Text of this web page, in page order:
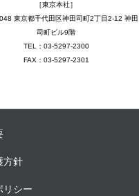
［東京本社］
東京都千代田区神田司町2丁目2-12 神田
司町ビル9階
TEL：03-5297-2300
FAX：03-5297-2301
方針
リシー